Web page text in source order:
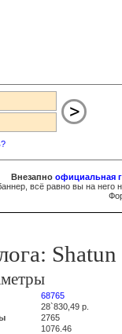
Внезапно официальная
всё равно вы на
Shatun
68765
28`830,49 р.
2765
1076.46